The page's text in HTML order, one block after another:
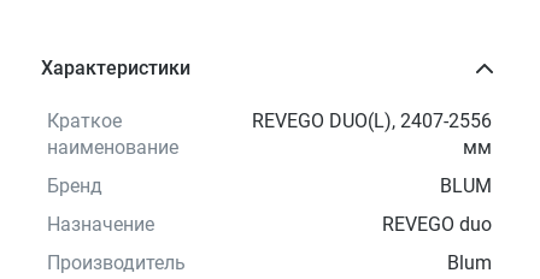
Характеристики
Краткое
наименование
REVEGO DUO(L), 2407-2556
мм
Бренд
BLUM
Назначение
REVEGO duo
Производитель
Blum